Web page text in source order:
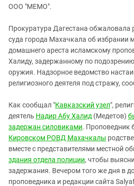
Дагестан
Кабардино-Балкария
Калмыкия
Карачаево-Черкесия
Краснодарский край
Нагорный Карабах
Российская Федерация
Ростовская область
Северная Осетия - Алания
СКФО
ООО "МЕМО".
Прокуратура Дагестана обжаловала
суда города Махачкала об избрании
домашнего ареста исламскому
Халиду, задержанному по
оружия. Надзорное ведомство
религиозного деятеля под стражу,
Как сообщал "Кавказский узел",
деятель Надир Абу Халид (Медетов)
задержан силовиками. Проповедник
Кировском РОВД Махачкалы
вместе с представителями местной
здания отдела полиции, чтобы
задержания. Вечером того же дня в
проповедника и редакции сайта